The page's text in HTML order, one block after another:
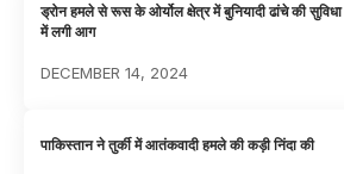
ड्रोन हमले से रूस के ओर्योल क्षेत्र में बुनियादी ढांचे की सुविधा
में लगी आग
DECEMBER 14, 2024
पाकिस्तान ने तुर्की में आतंकवादी हमले की कड़ी निंदा की